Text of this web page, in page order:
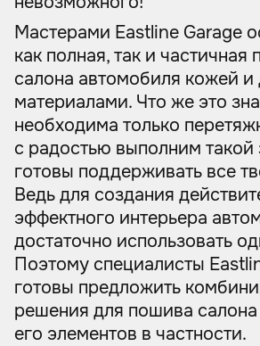
Мастерами Eastline Garage
как полная, так и частичная
салона автомобиля кожей и
материалами. Что же это
необходима только
с радостью выполним такой
готовы поддерживать все
Ведь для создания
эффектного интерьера
достаточно использовать
Поэтому специалисты
готовы предложить
решения для пошива
его элементов в частности.